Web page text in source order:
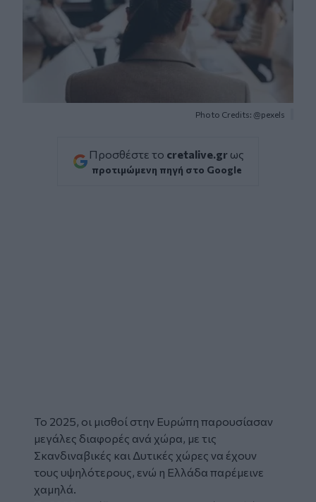
Photo Credits: @pexels
Προσθέστε το cretalive.gr ως
προτιμώμενη πηγή στο Google
Το 2025, οι μισθοί στην Ευρώπη παρουσίασαν
μεγάλες διαφορές ανά χώρα, με τις
Σκανδιναβικές και Δυτικές χώρες να έχουν
τους υψηλότερους, ενώ η Ελλάδα παρέμεινε
χαμηλά.